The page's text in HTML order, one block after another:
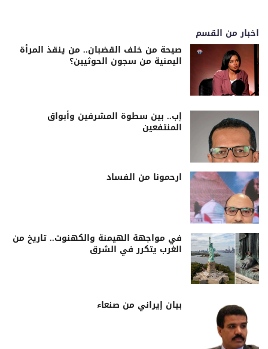
اخبار من القسم
صيحة من خلف القضبان.. من ينقذ المرأة
اليمنية من سجون الحوثيين؟
إب.. بين سطوة المشرفين وأبواق
المنتفعين
ارحمونا من الفساد
في مواجهة الهيمنة والكهنوت.. تاريخ من
الغرب يتكرر في الشرق
بيان إيراني من صنعاء